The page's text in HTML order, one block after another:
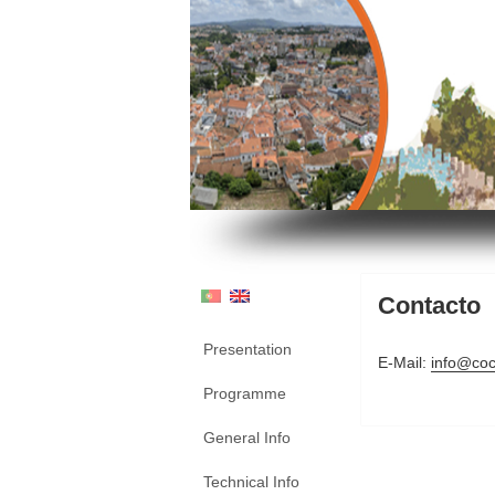
Presentation
Programme
General Info
Technical Info
Contacto
E-Mail: